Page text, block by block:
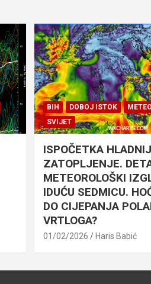
BIH DOBOJ ISTOK
SVIJET
ISPOČETKA
ZATOPLJENJE.
METEOROLOŠKI
IDUĆU SEDMICU.
DO CIJEPANJA
VRTLOGA?
01/02/2026 Haris Babić